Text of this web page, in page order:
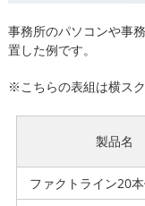
事務所のパソコンや事
置した例です。
※こちらの表組は横ス
製品名
ファクトライン20本